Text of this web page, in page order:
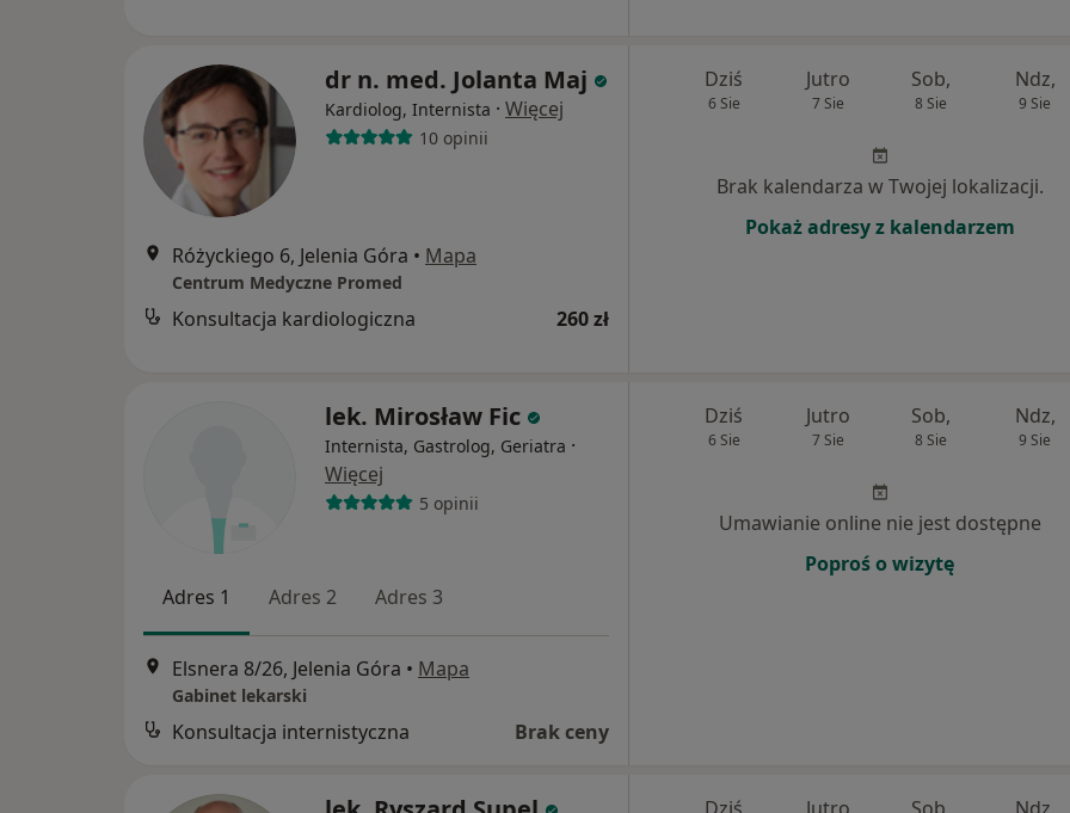
dr n. med. Jolanta Maj
Kardiolog, Internista · Więcej
10 opinii
Różyckiego 6, Jelenia Góra • Mapa
Centrum Medyczne Promed
Konsultacja kardiologiczna 260 zł
Dziś
6 Sie
Jutro
7 Sie
Sob,
8 Sie
Ndz,
9 Sie
Brak kalendarza w Twojej lokalizacji.
Pokaż adresy z kalendarzem
lek. Mirosław Fic
Internista, Gastrolog, Geriatra ·
Więcej
5 opinii
Adres 1 Adres 2 Adres 3
Elsnera 8/26, Jelenia Góra • Mapa
Gabinet lekarski
Konsultacja internistyczna Brak ceny
Dziś
6 Sie
Jutro
7 Sie
Sob,
8 Sie
Ndz,
9 Sie
Umawianie online nie jest dostępne
Poproś o wizytę